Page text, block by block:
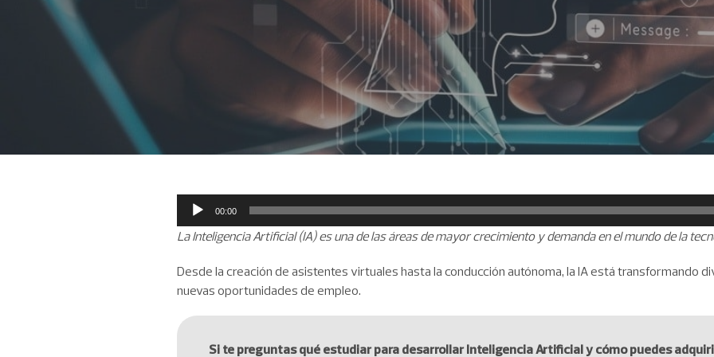
Reproductor
de
audio
00:00
La Inteligencia Artificial (IA) es una de las áreas de mayor crecimiento y demanda en el mundo de la
Desde la creación de asistentes virtuales hasta la conducción autónoma, la IA está transformando
nuevas oportunidades de empleo.
Si te preguntas qué estudiar para desarrollar Inteligencia Artificial y cómo puedes